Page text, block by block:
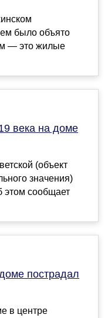
было объято
— это жилые
века на доме
(объект
значения)
этом сообщает
пострадал
в центре